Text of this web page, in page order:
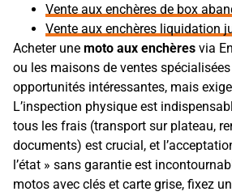
Vente aux enchères de box
Vente aux enchères liquidation
Acheter une moto aux enchères via
ou les maisons de ventes
opportunités intéressantes, mais
L’inspection physique est
tous les frais (transport sur plateau,
documents) est crucial, et
l’état » sans garantie est
motos avec clés et carte grise, fixez